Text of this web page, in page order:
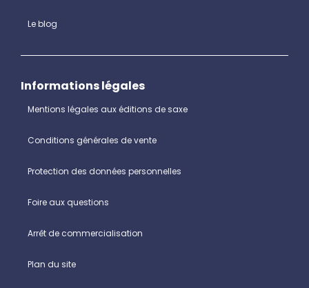
Le blog
Informations légales
Mentions légales aux éditions de saxe
Conditions générales de vente
Protection des données personnelles
Foire aux questions
Arrêt de commercialisation
Plan du site